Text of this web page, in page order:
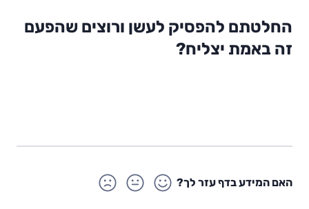
החלטתם להפסיק לעשן ורוצים שהפעם
זה באמת יצליח?
00:0
0
1:1
האם המידע בדף עזר לך?